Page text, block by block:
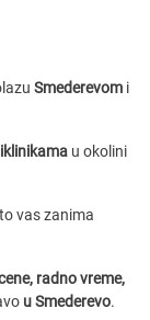
Smederevom i
u okolini
vas zanima
radno vreme,
u Smederevo.